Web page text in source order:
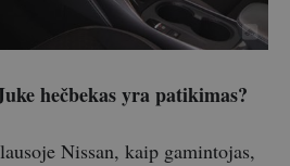
hečbekas yra patikimas?
Nissan, kaip gamintojas,